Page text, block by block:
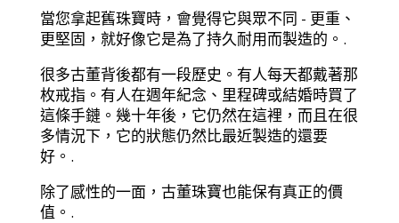
當您拿起舊珠寶時，會覺得它與眾不同 - 更重、
更堅固，就好像它是為了持久耐用而製造的。.
很多古董背後都有一段歷史。有人每天都戴著那
枚戒指。有人在週年紀念、里程碑或結婚時買了
這條手鏈。幾十年後，它仍然在這裡，而且在很
多情況下，它的狀態仍然比最近製造的還要
好。.
除了感性的一面，古董珠寶也能保有真正的價
值。.